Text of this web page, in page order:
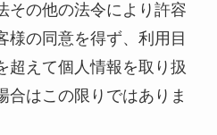
その他の法令により許容
様の同意を得ず、利用目
超えて個人情報を取り扱
合はこの限りではありま